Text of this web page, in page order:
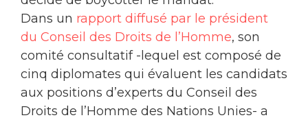
Dans un rapport diffusé par le président
du Conseil des Droits de l’Homme, son
comité consultatif -lequel est composé de
cinq diplomates qui évaluent les candidats
aux positions d’experts du Conseil des
Droits de l’Homme des Nations Unies- a